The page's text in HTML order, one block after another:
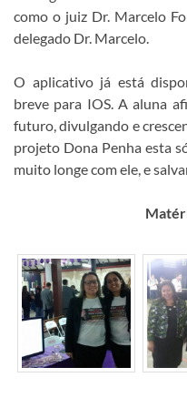
como o juiz Dr. Marcelo
delegado Dr. Marcelo.
O aplicativo já está
breve para IOS. A aluna
futuro, divulgando e
projeto Dona Penha esta
muito longe com ele, e